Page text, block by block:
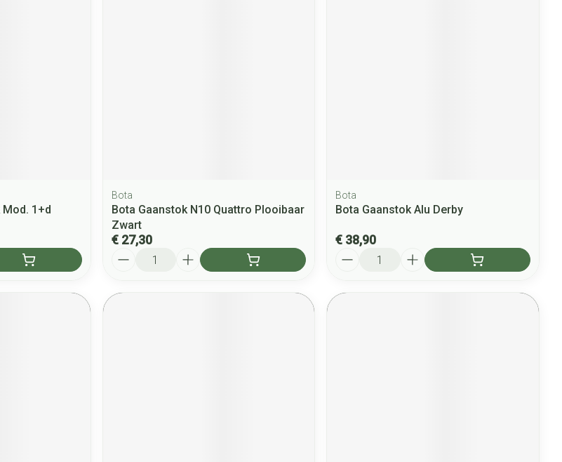
Mod. 1+d
Bota
Bota Gaanstok N10 Quattro Plooibaar
Zwart
€ 27,30
Bota
Bota Gaanstok Alu Derby
€ 38,90